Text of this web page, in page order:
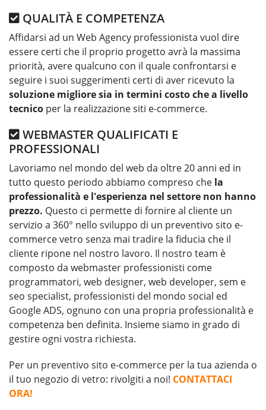
QUALITÀ E COMPETENZA
Affidarsi ad un Web Agency professionista vuol dire
essere certi che il proprio progetto avrà la massima
priorità, avere qualcuno con il quale confrontarsi e
seguire i suoi suggerimenti certi di aver ricevuto la
soluzione migliore sia in termini costo che a livello
tecnico per la realizzazione siti e-commerce.
WEBMASTER QUALIFICATI E
PROFESSIONALI
Lavoriamo nel mondo del web da oltre 20 anni ed in
tutto questo periodo abbiamo compreso che la
professionalità e l'esperienza nel settore non hanno
prezzo. Questo ci permette di fornire al cliente un
servizio a 360° nello sviluppo di un preventivo sito e-
commerce vetro senza mai tradire la fiducia che il
cliente ripone nel nostro lavoro. Il nostro team è
composto da webmaster professionisti come
programmatori, web designer, web developer, sem e
seo specialist, professionisti del mondo social ed
Google ADS, ognuno con una propria professionalità e
competenza ben definita. Insieme siamo in grado di
gestire ogni vostra richiesta.
Per un preventivo sito e-commerce per la tua azienda o
il tuo negozio di vetro: rivolgiti a noi! CONTATTACI
ORA!